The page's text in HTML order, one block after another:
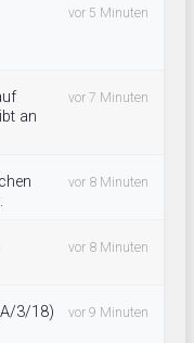
vor 5 Minuten
an
vor 7 Minuten
vor 8 Minuten
vor 8 Minuten
3/18)
vor 9 Minuten